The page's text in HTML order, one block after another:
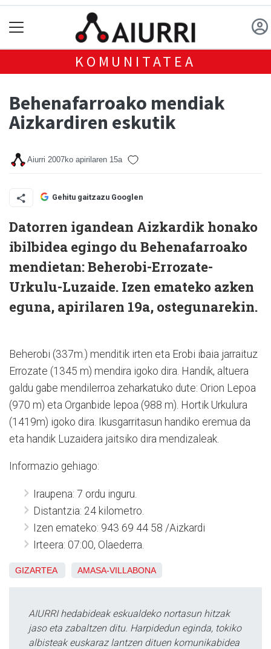
KOMUNITATEA
Behenafarroako mendiak
Aizkardiren eskutik
Aiurri 2007ko apirilaren 15a
Gehitu gaitzazu Googlen
Datorren igandean Aizkardik honako
ibilbidea egingo du Behenafarroako
mendietan: Beherobi-Errozate-
Urkulu-Luzaide. Izen emateko azken
eguna, apirilaren 19a, ostegunarekin.
Beherobi (337m.) menditik irten eta Erobi ibaia jarraituz
Errozate (1345 m) mendira igoko dira. Handik, altuera
galdu gabe mendilerroa zeharkatuko dute: Orion Lepoa
(970 m) eta Organbide lepoa (988 m). Hortik Urkulura
(1419m) igoko dira. Ikusgarritasun handiko eremua da
eta handik Luzaidera jaitsiko dira mendizaleak.
Informazio gehiago:
Iraupena: 7 ordu inguru.
Distantzia: 24 kilometro.
Izen emateko: 943 69 44 58 /Aizkardi
Irteera: 07:00, Olaederra.
GIZARTEA AMASA-VILLABONA
AIURRI hedabideak eskualdeko nortasun hitzak
jaso eta zabaltzen ditu. Harpidedun eginda, tokiko
albisteak euskaraz lantzen dituen komunikabidea